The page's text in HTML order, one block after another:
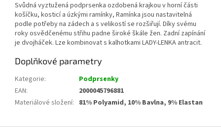
Svůdná vyztužená podprsenka ozdobená krajkou v horní části
košíčku, kosticí a úzkými ramínky, Ramínka jsou nastavitelná
podle potřeby na zádech a s velikostí se rozšiřují. Díky svému
roky osvědčenému střihu padne široké škále žen. Zadní zapínání
je dvojháček. Lze kombinovat s kalhotkami LADY-LENKA antracit.
Doplňkové parametry
Kategorie:
Podprsenky
EAN:
2000045796881
Materiálové složení: 81% Polyamid, 10% Bavlna, 9% Elastan